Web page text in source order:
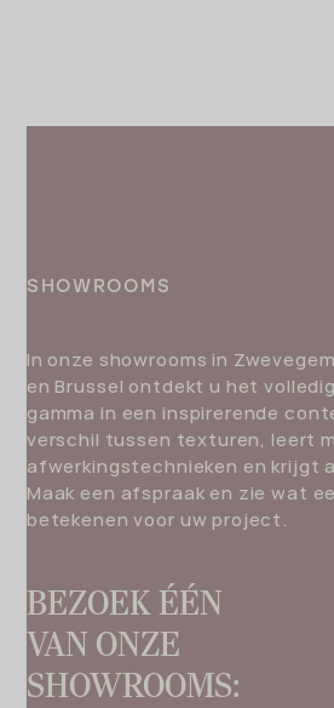
SHOWROOMS
In onze showrooms in
en Brussel ontdekt u het
gamma in een inspirerende
verschil tussen texturen, leert
afwerkingstechnieken en krijgt
Maak een afspraak en zie wat
betekenen voor uw project.
BEZOEK ÉÉN
VAN ONZE
SHOWROOMS: